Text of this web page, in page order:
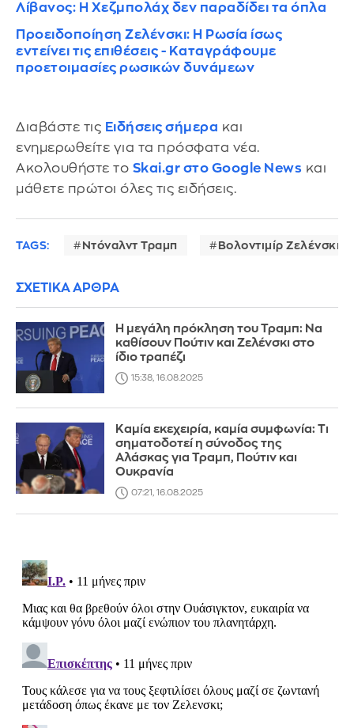
Λίβανος: Η Χεζμπολάχ δεν παραδίδει τα όπλα
Προειδοποίηση Ζελένσκι: Η Ρωσία ίσως
εντείνει τις επιθέσεις - Καταγράφουμε
προετοιμασίες ρωσικών δυνάμεων
Διαβάστε τις Ειδήσεις σήμερα και
ενημερωθείτε για τα πρόσφατα νέα.
Ακολουθήστε το Skai.gr στο Google News και
μάθετε πρώτοι όλες τις ειδήσεις.
TAGS: Ντόναλντ Τραμπ Βολοντιμίρ Ζελένσκι
ΣΧΕΤΙΚΑ ΑΡΘΡΑ
Η μεγάλη πρόκληση του Τραμπ: Να
καθίσουν Πούτιν και Ζελένσκι στο
ίδιο τραπέζι
15:38, 16.08.2025
Καμία εκεχειρία, καμία συμφωνία: Τι
σηματοδοτεί η σύνοδος της
Αλάσκας για Τραμπ, Πούτιν και
Ουκρανία
07:21, 16.08.2025